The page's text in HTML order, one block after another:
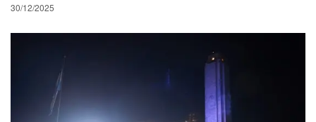
30/12/2025